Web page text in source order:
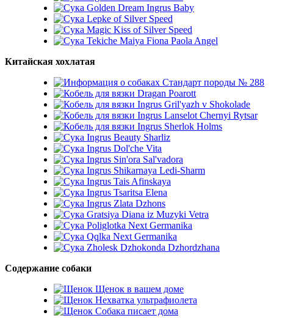
Golden Dream Ingrus Baby
Lepke of Silver Speed
Magic Kiss of Silver Speed
Tekiche Maiya Fiona Paola Angel
Китайская хохлатая
Стандарт породы № 288
Dragan Poarott
Ingrus Gril'yazh v Shokolade
Ingrus Lanselot Chernyi Rytsar
Ingrus Sherlok Holms
Ingrus Beauty Sharliz
Ingrus Dol'che Vita
Ingrus Sin'ora Sal'vadora
Ingrus Shikarnaya Ledi-Sharm
Ingrus Tais Afinskaya
Ingrus Tsaritsa Elena
Ingrus Zlata Dzhons
Gratsiya Diana iz Muzyki Vetra
Poliglotka Next Germanika
Qqlka Next Germanika
Zholesk Dzhokonda Dzhordzhana
Содержание собаки
Щенок в вашем доме
Нехватка ультрафиолета
Собака писает дома